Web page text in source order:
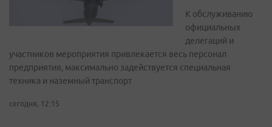
К обслуживанию
официальных
делегаций и
участников мероприятия привлекается весь персонал
предприятия, максимально задействуется специальная
техника и наземный транспорт
сегодня, 12:15